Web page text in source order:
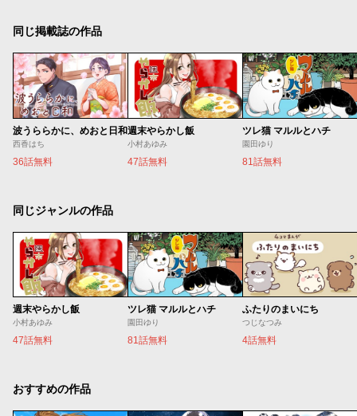
同じ掲載誌の作品
波うららかに、めおと日和
西香はち
36話無料
週末やらかし飯
小村あゆみ
47話無料
ツレ猫 マルルとハチ
園田ゆり
81話無料
同じジャンルの作品
週末やらかし飯
小村あゆみ
47話無料
ツレ猫 マルルとハチ
園田ゆり
81話無料
ふたりのまいにち
つじなつみ
4話無料
おすすめの作品